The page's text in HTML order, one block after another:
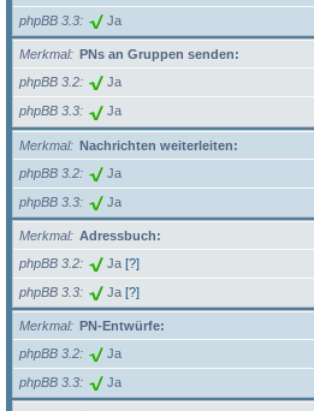
phpBB 3.3 Ja
Merkmal
PNs an Gruppen senden:
phpBB 3.2
Ja
phpBB 3.3 Ja
Merkmal
Nachrichten weiterleiten:
phpBB 3.2
Ja
phpBB 3.3 Ja
Merkmal
Adressbuch:
phpBB 3.2
Ja [?]
phpBB 3.3 Ja [?]
Merkmal
PN-Entwürfe:
phpBB 3.2
Ja
phpBB 3.3 Ja